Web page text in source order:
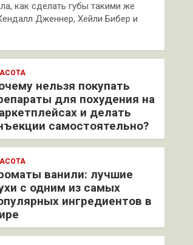
как сделать губы такими же
Дженнер, Хейли Бибер и
нельзя покупать
для похудения на
и делать
самостоятельно?
ванили: лучшие
с одним из самых
ингредиентов в